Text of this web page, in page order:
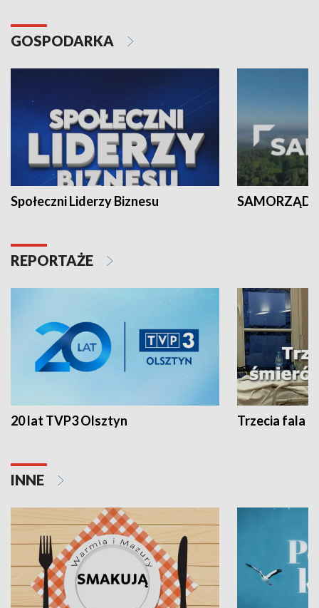
GOSPODARKA
Społeczni Liderzy Biznesu SAMORZĄD
REPORTAŻE
20 lat TVP3 Olsztyn Trzecia fala -
INNE